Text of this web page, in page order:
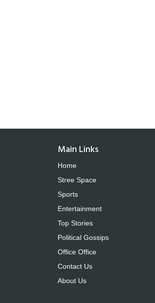
Main Links
Home
Stree Space
Sports
Entertainment
Top Stories
Political Gossips
Office Office
Contact Us
About Us